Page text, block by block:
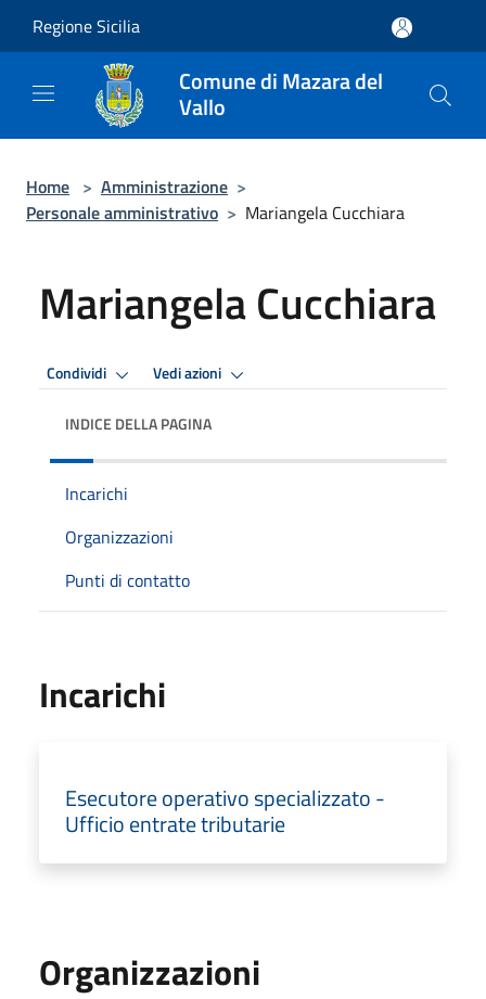
Regione Sicilia
Comune di Mazara del
Vallo
Home > Amministrazione >
Personale amministrativo > Mariangela Cucchiara
Mariangela Cucchiara
Condividi Vedi azioni
INDICE DELLA PAGINA
Incarichi
Organizzazioni
Punti di contatto
Incarichi
Esecutore operativo specializzato -
Ufficio entrate tributarie
Organizzazioni